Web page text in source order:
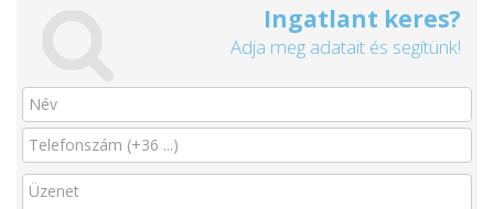
Ingatlant keres?
Adja meg adatait és segítünk!